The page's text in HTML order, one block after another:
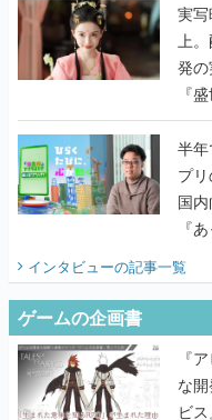
ん
実
上
発
『
う
半年
プ
国
『
てみた
インタビューの記事一覧
ゲームの企画書
『
な
ビ